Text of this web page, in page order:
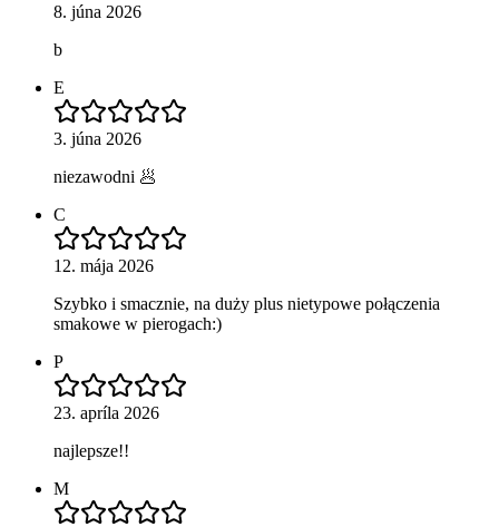
8. júna 2026
b
E
3. júna 2026
niezawodni 🥟
C
12. mája 2026
Szybko i smacznie, na duży plus nietypowe połączenia
smakowe w pierogach:)
P
23. apríla 2026
najlepsze!!
M